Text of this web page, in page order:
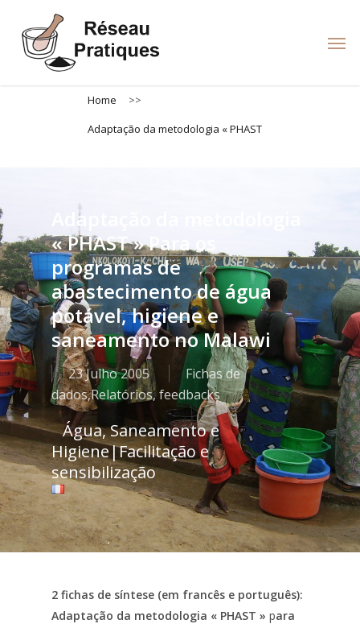
main
Home
>>
Adaptação da metodologia « PHAST
Adaptação da metodologia
« PHAST » Para os
programas de
abastecimento de água
potável, higiene e
saneamento no Malawi
23 Julho 2005
Fichas de
dados,Relatórios, feedbacks
Água, Saneamento e
Higiene|Facilitação e
sensibilização
2 fichas de síntese (em francês e português):
Adaptação da metodologia « PHAST » para